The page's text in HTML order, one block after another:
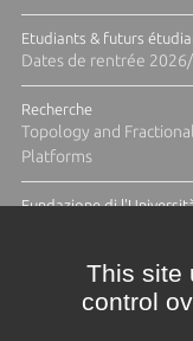
Etudiants & futurs
Dates de rentrée
Recherche
Topology and
Platforms
Fundazione di
This site
control